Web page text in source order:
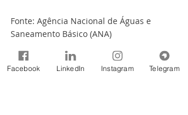
Fonte: Agência Nacional de Águas e
Saneamento Básico (ANA)
Notícias
Facebook LinkedIn Instagram Telegram